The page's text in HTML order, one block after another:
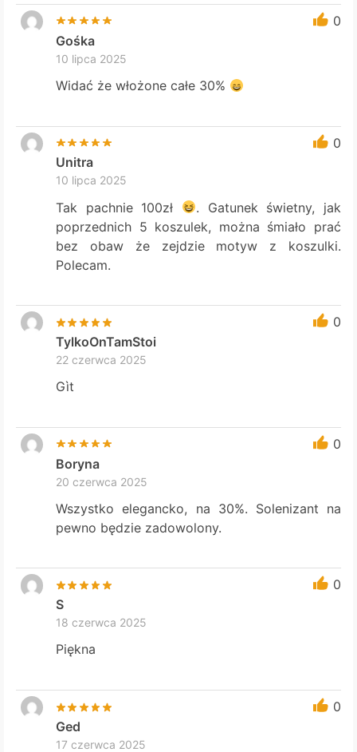
0
Gośka
10 lipca 2025
Widać że włożone całe 30%
0
Unitra
10 lipca 2025
Tak pachnie 100zł
. Gatunek świetny, jak
poprzednich 5 koszulek, można śmiało prać
bez obaw że zejdzie motyw z koszulki.
Polecam.
0
TylkoOnTamStoi
22 czerwca 2025
Gìt
0
Boryna
20 czerwca 2025
Wszystko elegancko, na 30%. Solenizant na
pewno będzie zadowolony.
0
S
18 czerwca 2025
Piękna
0
Ged
17 czerwca 2025